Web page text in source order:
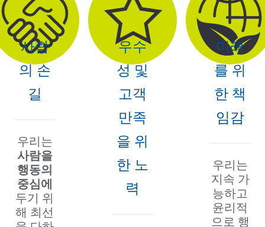
사람
의 손
길
우리는
사람을
행동의
중심에
두기 위
해 최선
우수
성 및
고객
만족
을 위
한 노
력
미래
를 위
한 책
임감
우리는
지속 가
능하고
윤리적
으로 행